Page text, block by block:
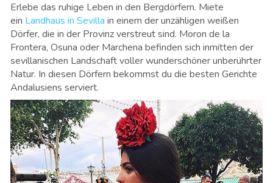
Erlebe das ruhige Leben in den Bergdörfern. Miete
ein Landhaus in Sevilla in einem der unzähligen weißen
Dörfer, die in der Provinz verstreut sind. Moron de la
Frontera, Osuna oder Marchena befinden sich inmitten der
sevillanischen Landschaft voller wunderschöner unberührter
Natur. In diesen Dörfern bekommst du die besten Gerichte
Andalusiens serviert.